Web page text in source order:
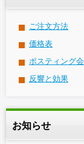
ご注文方法
価格表
ポスティング
反響と効果
お知らせ